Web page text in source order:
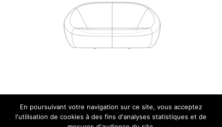
© 2026 JEAN NOUVEL DESIGN.
En poursuivant votre navigation sur ce site, vous acceptez
l'utilisation de cookies à des fins d'analyses statistiques et de